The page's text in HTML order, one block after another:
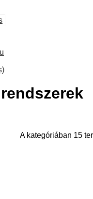
A kategóriában 15